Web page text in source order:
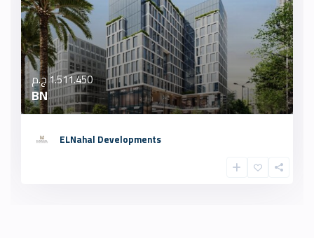
1.511.450 ج.م
BN
ELNahal Developments